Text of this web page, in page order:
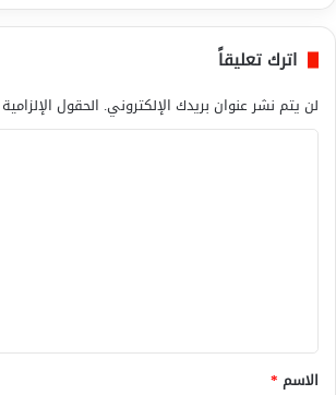
اترك تعليقاً
لن يتم نشر عنوان بريدك الإلكتروني. الحقول
*
الاسم *